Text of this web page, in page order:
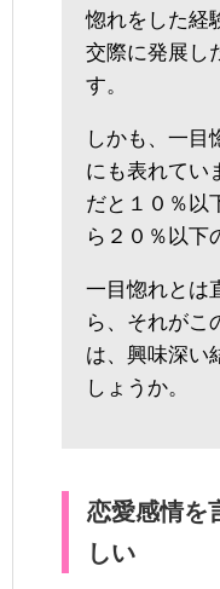
惚れをした経
交際に発展し
す。
しかも、一目
にも表れてい
だと１０％以
ら２０％以下
一目惚れとは
ら、それがこ
は、興味深い
しょうか。
恋愛感情を
しい